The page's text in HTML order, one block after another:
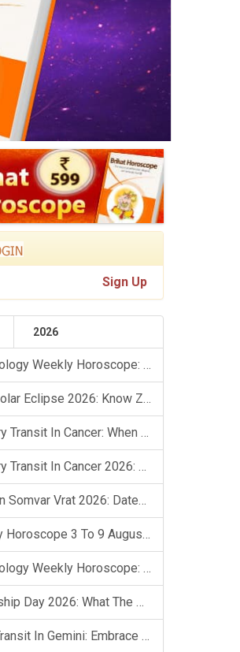
Sign Up
2026
Numerology Weekly Horoscope: 9 August To 15 August, 2026
Total Solar Eclipse 2026: Know Zodiac Wise Prediction
Mercury Transit In Cancer: When The Mind Meets The Heart!
Mercury Transit In Cancer 2026: Check Out What It Brings For You
Shravan Somvar Vrat 2026: Dates, Significance & Rituals In August
Weekly Horoscope 3 To 9 August, 2026: List Of Fasts & Festivals
Numerology Weekly Horoscope: 2 August To 8 August, 2026
Friendship Day 2026: What The Stars Say About Your Best Friend!
Mars Transit In Gemini: Embrace The Period Full Of Energy & Intelligence